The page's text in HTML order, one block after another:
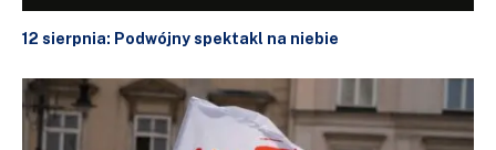
12 sierpnia: Podwójny spektakl na niebie